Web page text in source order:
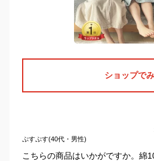
ショップで
ぷすぷす(40代・男性)
こちらの商品はいかがですか。綿